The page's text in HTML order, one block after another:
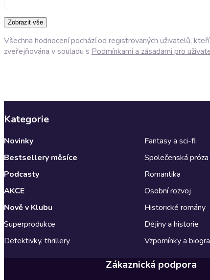
Zobrazit vše
Všechna hodnocení pochází od registrovaných uživatelů,
zveřejňována v souladu s Podmínkami a zásadami pro
Kategorie
Novinky
Bestsellery měsíce
Podcasty
AKCE
Nově v Klubu
Superprodukce
Detektivky, thrillery
Fantasy a sci-fi
Společenská próza
Romantika
Osobní rozvoj
Historické romány
Dějiny a historie
Vzpomínky a
Zákaznická podpora